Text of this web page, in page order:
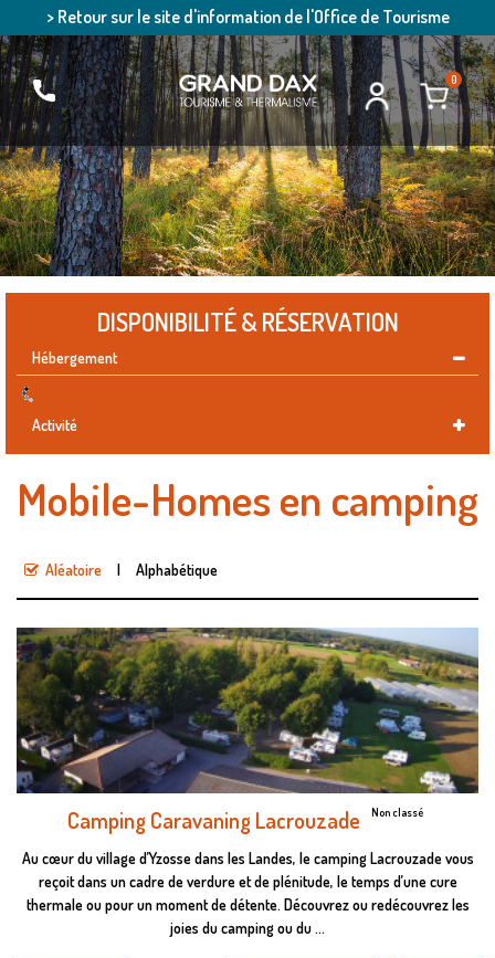
> Retour sur le site d'information de l'Office de Tourisme
0
DISPONIBILITÉ & RÉSERVATION
Hébergement
Activité
Mobile-Homes en camping
Aléatoire Alphabétique
Camping Caravaning Lacrouzade Non classé
Au cœur du village d’Yzosse dans les Landes, le camping Lacrouzade vous
reçoit dans un cadre de verdure et de plénitude, le temps d’une cure
thermale ou pour un moment de détente. Découvrez ou redécouvrez les
joies du camping ou du ...